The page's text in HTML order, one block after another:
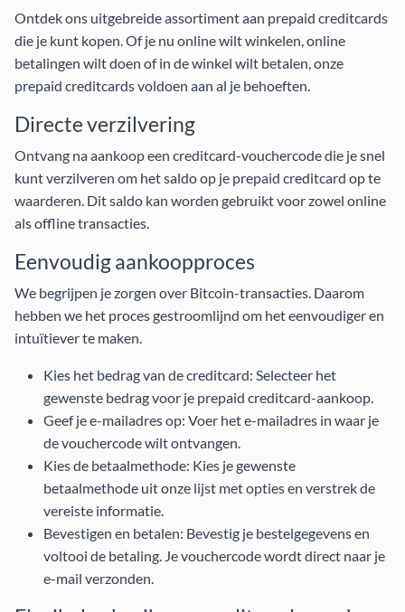
Ontdek ons uitgebreide assortiment aan prepaid creditcards
die je kunt kopen. Of je nu online wilt winkelen, online
betalingen wilt doen of in de winkel wilt betalen, onze
prepaid creditcards voldoen aan al je behoeften.
Directe verzilvering
Ontvang na aankoop een creditcard-vouchercode die je snel
kunt verzilveren om het saldo op je prepaid creditcard op te
waarderen. Dit saldo kan worden gebruikt voor zowel online
als offline transacties.
Eenvoudig aankoopproces
We begrijpen je zorgen over Bitcoin-transacties. Daarom
hebben we het proces gestroomlijnd om het eenvoudiger en
intuïtiever te maken.
Kies het bedrag van de creditcard: Selecteer het
gewenste bedrag voor je prepaid creditcard-aankoop.
Geef je e-mailadres op: Voer het e-mailadres in waar je
de vouchercode wilt ontvangen.
Kies de betaalmethode: Kies je gewenste
betaalmethode uit onze lijst met opties en verstrek de
vereiste informatie.
Bevestigen en betalen: Bevestig je bestelgegevens en
voltooi de betaling. Je vouchercode wordt direct naar je
e-mail verzonden.